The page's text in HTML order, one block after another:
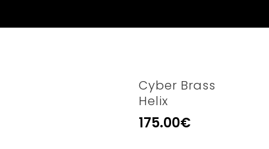
Cyber Brass
Helix
175.00€